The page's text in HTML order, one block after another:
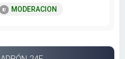
MODERACION